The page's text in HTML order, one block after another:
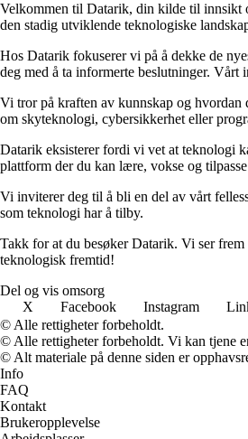
Velkommen til Datarik, din kilde til innsikt
den stadig utviklende teknologiske
Hos Datarik fokuserer vi på å dekke de
deg med å ta informerte beslutninger.
Vi tror på kraften av kunnskap og hvordan
om skyteknologi, cybersikkerhet eller
Datarik eksisterer fordi vi vet at teknologi
plattform der du kan lære, vokse og
Vi inviterer deg til å bli en del av vårt
som teknologi har å tilby.
Takk for at du besøker Datarik. Vi ser
teknologisk fremtid!
Del og vis omsorg
X
Facebook Instagram
© Alle rettigheter forbeholdt.
© Alle rettigheter forbeholdt. Vi kan tjene
© Alt materiale på denne siden er
Info
FAQ
Kontakt
Brukeropplevelse